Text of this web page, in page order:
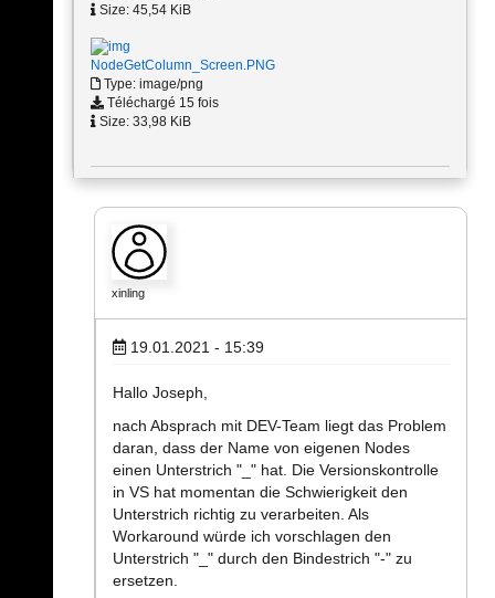
Size: 45,54 KiB
NodeGetColumn_Screen.PNG
Type: image/png
Téléchargé 15 fois
Size: 33,98 KiB
xinling
19.01.2021 - 15:39
Hallo Joseph,
nach Absprach mit DEV-Team liegt das Problem
daran, dass der Name von eigenen Nodes
einen Unterstrich "_" hat. Die Versionskontrolle
in VS hat momentan die Schwierigkeit den
Unterstrich richtig zu verarbeiten. Als
Workaround würde ich vorschlagen den
Unterstrich "_" durch den Bindestrich "-" zu
ersetzen.